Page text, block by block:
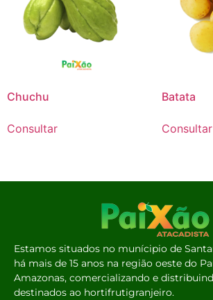
Chuchu
Consultar
Batata
Consultar
Estamos situados no munícipio de
há mais de 15 anos na região oeste do
Amazonas, comercializando e
destinados ao hortifrutigranjeiro.